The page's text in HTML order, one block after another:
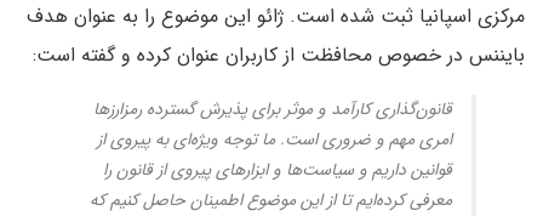
مرکزی اسپانیا ثبت شده است. ژائو این موضوع را به عنوان هدف
بایننس در خصوص محافظت از کاربران عنوان کرده و گفته است:
قانون‌گذاری کارآمد و موثر برای پذیرش گسترده رمزارزها
امری مهم و ضروری است. ما توجه ویژه‌ای به پیروی از
قوانین داریم و سیاست‌ها و ابزارهای پیروی از قانون را
معرفی کرده‌ایم تا از این موضوع اطمینان حاصل کنیم که